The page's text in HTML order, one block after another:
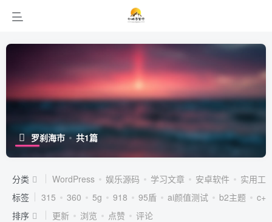
罗刹海市 共1篇
分类 WordPress 娱乐源码 学习文章 安卓软件
实用工
标签
315 360 5g 918 95盾 ai颜值测试 b2主题
c++
排序
更新 浏览 点赞 评论